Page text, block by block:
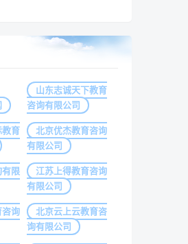
山东志诚天下教育
咨询有限公司
教育
北京优杰教育咨询
有限公司
有限
江苏上得教育咨询
有限公司
咨询
北京云上云教育咨
询有限公司